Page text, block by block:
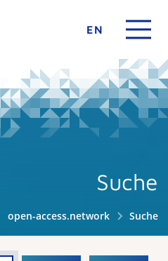
EN
Suche
open-access.network Suche